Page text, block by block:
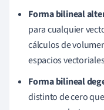
Forma bilineal
para cualquier
cálculos de
espacios
Forma bilineal
distinto de cero